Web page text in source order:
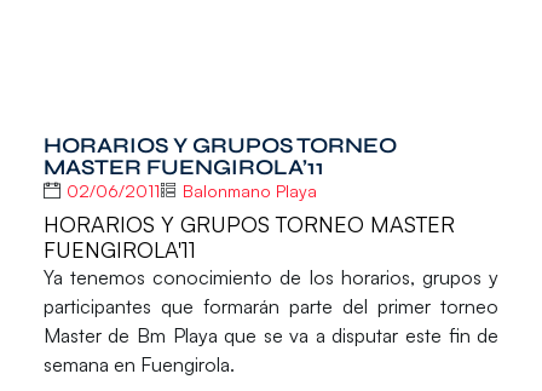
HORARIOS Y GRUPOS TORNEO
MASTER FUENGIROLA’11
02/06/2011 Balonmano Playa
HORARIOS Y GRUPOS TORNEO MASTER
FUENGIROLA'11
Ya tenemos conocimiento de los horarios, grupos y
participantes que formarán parte del primer torneo
Master de Bm Playa que se va a disputar este fin de
semana en Fuengirola.